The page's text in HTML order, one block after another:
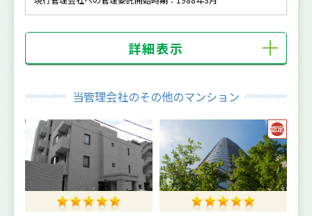
詳細表示
当管理会社のその他のマンション